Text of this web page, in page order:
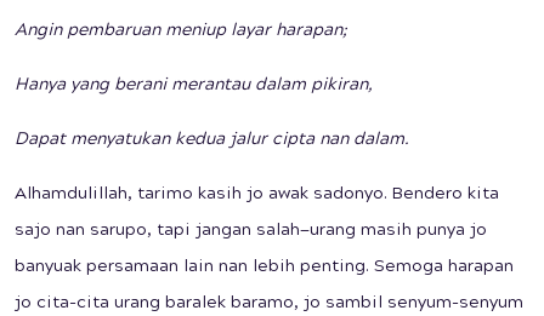
Angin pembaruan meniup layar harapan;
Hanya yang berani merantau dalam pikiran,
Dapat menyatukan kedua jalur cipta nan dalam.
Alhamdulillah, tarimo kasih jo awak sadonyo. Bendero kita
sajo nan sarupo, tapi jangan salah—urang masih punya jo
banyuak persamaan lain nan lebih penting. Semoga harapan
jo cita-cita urang baralek baramo, jo sambil senyum-senyum